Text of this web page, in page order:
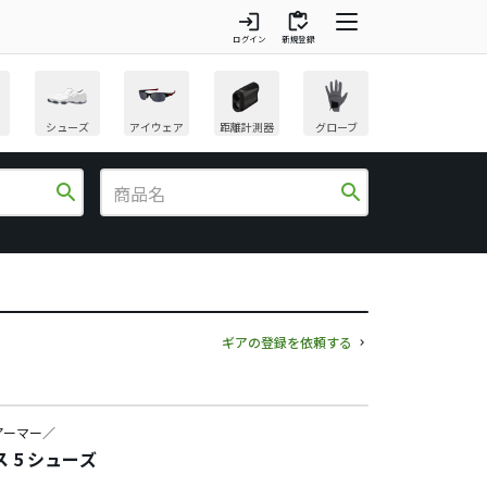
login
ログイン
inventory
新規登録
シューズ アイウェア 距離計測器 グローブ
search search
ギアの登録を依頼する
マー／
5 シューズ